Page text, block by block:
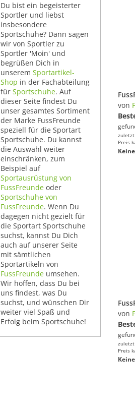
Du bist ein begeisterter
Sportler und liebst
insbesondere
Sportschuhe? Dann sagen
wir von Sportler zu
Sportler 'Moin' und
begrüßen Dich in
unserem Sportartikel-
Shop in der Fachabteilung
für Sportschuhe. Auf
dieser Seite findest Du
unser gesamtes Sortiment
der Marke FussFreunde
speziell für die Sportart
Sportschuhe. Du kannst
die Auswahl weiter
einschränken, zum
Beispiel auf
Sportausrüstung von
FussFreunde oder
Sportschuhe von
FussFreunde. Wenn Du
dagegen nicht gezielt für
die Sportart Sportschuhe
suchst, kannst Du Dich
auch auf unserer Seite
mit sämtlichen
Sportartikeln von
FussFreunde umsehen.
Wir hoffen, dass Du bei
uns findest, was Du
suchst, und wünschen Dir
weiter viel Spaß und
Erfolg beim Sportschuhe!
von
Preis
von
Preis